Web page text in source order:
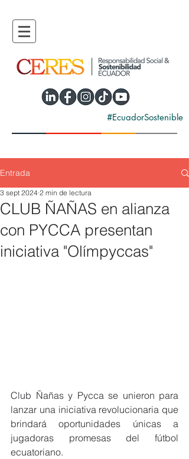
#EcuadorSostenible
Entrada
CLUB ÑAÑAS en alianza
con PYCCA presentan
iniciativa "Olímpyccas"
3 sept 2024 2 min de lectura
Club Ñañas y Pycca se unieron para
lanzar una iniciativa revolucionaria que
brindará oportunidades únicas a
jugadoras promesas del fútbol
ecuatoriano.